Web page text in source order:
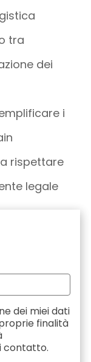
tra
dei
i
rispettare
legale
dei miei dati
finalità
contatto.